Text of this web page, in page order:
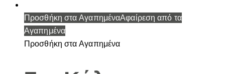
προϊόντος
προϊόν
πολλαπλές
Προσθήκη στα ΑγαπημέναΑφαίρεση από τα
Αγαπημένα
Προσθήκη στα Αγαπημένα